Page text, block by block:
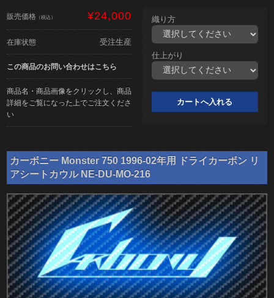
販売価格 （税込） ¥24,000
在庫状態 受注生産
この商品のお問い合わせはこちら
商品名・商品画像をクリックし、商品
詳細をご覧になった上でご注文くださ
い
織り方
仕上がり
カーボニー Monster 750 1996-02年用 ドライカーボン リ
アシートカウル NE-DU-MO-216